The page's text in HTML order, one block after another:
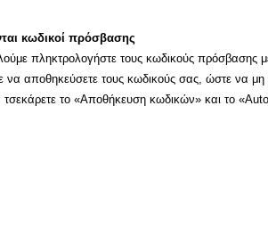
κωδικοί πρόσβασης
πληκτρολογήστε τους κωδικούς πρόσβασης
να αποθηκεύσετε τους κωδικούς σας, ώστε να μη
τσεκάρετε το «Αποθήκευση κωδικών» και το